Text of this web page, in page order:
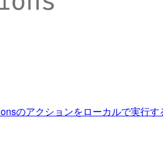
のアクションをローカルで実行